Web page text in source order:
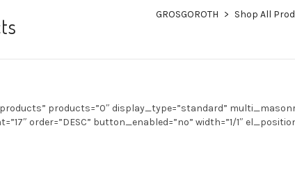
GROSGOROTH > Shop All
products=”0″ display_type=”standard”
order=”DESC” button_enabled=”no” width=”1/1″